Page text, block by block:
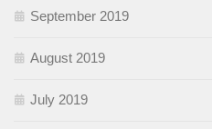
September 2019
August 2019
July 2019